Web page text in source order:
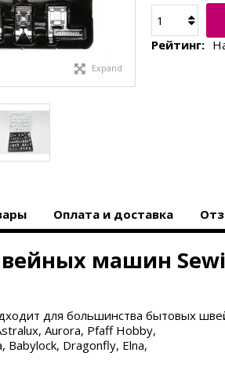
Expand
Рейтинг:
Оплата и доставка
машин
для большинства бытовых
Aurora, Pfaff Hobby,
Dragonfly, Elna,